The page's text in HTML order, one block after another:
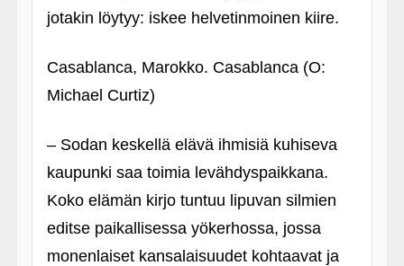
jotakin löytyy: iskee helvetinmoinen kiire.
Casablanca, Marokko. Casablanca (O:
Michael Curtiz)
– Sodan keskellä elävä ihmisiä kuhiseva
kaupunki saa toimia levähdyspaikkana.
Koko elämän kirjo tuntuu lipuvan silmien
editse paikallisessa yökerhossa, jossa
monenlaiset kansalaisuudet kohtaavat ja